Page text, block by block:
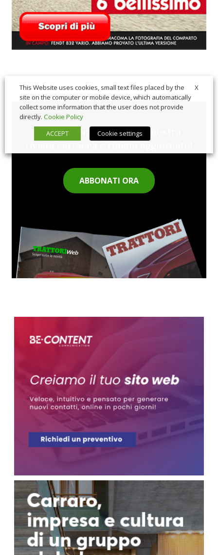
Sfoglia comodamente la nostra
rivista cartacea e rimani aggiornato!
ABBONATI ORA
X
This Website uses cookies, small text files placed by the
site on the computer or mobile device, which automatically
collect some information that the user does not provide
directly. Cookie Policy
ACCEPT
Cookie settings